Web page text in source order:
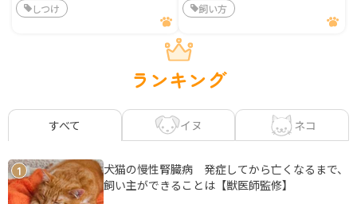
しつけ 飼い方
ランキング
すべて イヌ ネコ
1
犬猫の慢性腎臓病 発症してから亡くなるまで、
飼い主ができることは【獣医師監修】